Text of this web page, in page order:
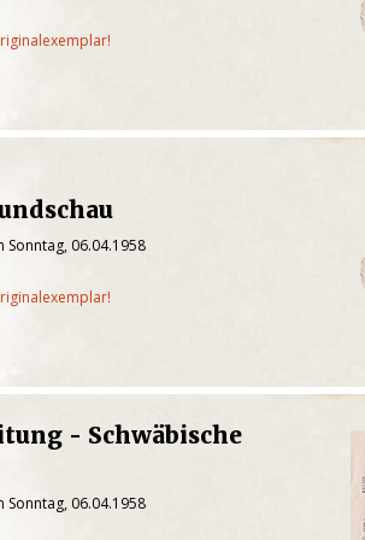
06.04.1958
- Schwäbische
06.04.1958